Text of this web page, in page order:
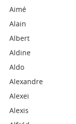
Aimé
Alain
Albert
Aldine
Aldo
Alexandre
Alexei
Alexis